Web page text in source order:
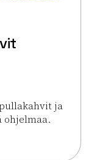
ja
Puistokahvit